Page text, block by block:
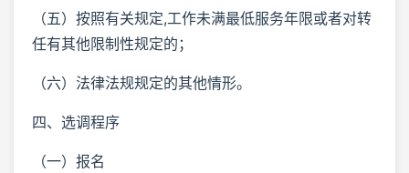
（五）按照有关规定,工作未满最低服务年限或者对转
任有其他限制性规定的；
（六）法律法规规定的其他情形。
四、选调程序
（一）报名